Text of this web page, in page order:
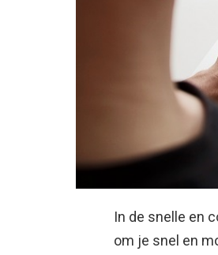
In de snelle en
om je snel en